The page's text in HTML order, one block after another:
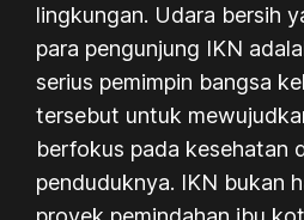
lingkungan. Udara bersih
para pengunjung IKN
serius pemimpin bangsa
tersebut untuk
berfokus pada kesehatan
penduduknya. IKN bukan